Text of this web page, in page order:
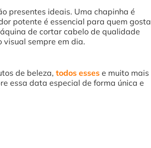
presentes ideais. Uma chapinha é
potente é essencial para quem gosta
de cortar cabelo de qualidade
sempre em dia.
de beleza, todos essese muito mais
essa data especial de forma única e